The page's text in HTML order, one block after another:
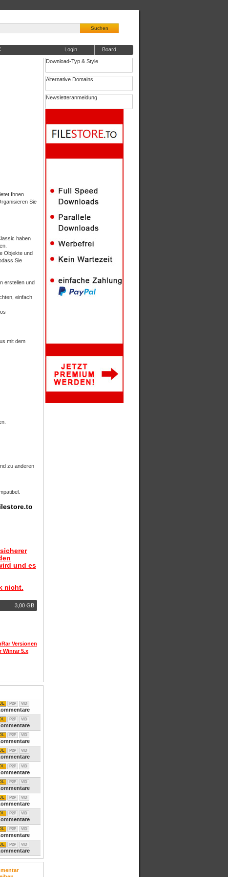
Suchen
Board
Login
Download-Typ & Style
Alternative Domains
Newsletteranmeldung
Ihnen
Sie
haben
Objekte und
Sie
erstellen und
einfach
mit dem
zu anderen
und es
nicht.
3,00 GB
Versionen
Winrar 5.x
VID
P2P
VID
P2P
VID
P2P
VID
P2P
VID
P2P
VID
P2P
VID
P2P
VID
P2P
VID
P2P
VID
P2P